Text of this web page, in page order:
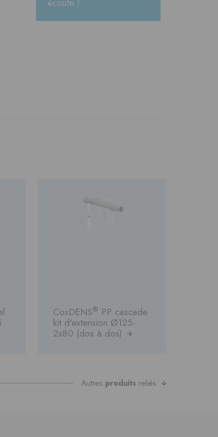
CoxDENS® PP cascade
kit d'extension Ø125-
2x80 (dos à dos)
Autres produits reliés